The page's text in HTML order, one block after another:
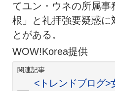
てユン・ウネの所属事
根」と礼拝強要疑惑に
とがある。
WOW!Korea提供
関連記事
<トレンドブログ>